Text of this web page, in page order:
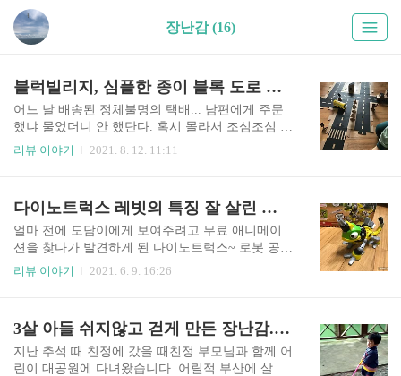
장난감 (16)
블럭빌리지, 심플한 종이 블록 도로 놀이
어느 날 배송된 정체불명의 택배... 남편에게 주문
했냐 물었더니 안 했단다. 혹시 몰라서 조심조심 열
어보니 블럭빌리지(?), 완구라고 적혀있었다. 사진
스 접듯이 접어서 양면테이프로 고정시키면 끝~~
두꺼운 종이라서 튼튼하고 만들기도 쉬웠다. 도로
는 퍼즐 맞추듯 연결하면 되는데 도로 폭이 자동차
에 비해서 좀 좁다?? 일방통행인가?? 신호등과 표
지판, 나무들도 조립해서 중간중간 세워주면 블럭
로를 만들어도 참 좋을 것 같다. 도담이도 같은 건
물이나 차에 물감을 칠해서 ..
리뷰 이야기 2021. 8. 12. 11:11
다이노트럭스 레빗의 특징 잘 살린 장난감
얼마 전에 도담이에게 보여주려고 무료 애니메이
션을 찾다가 발견하게 된 다이노트럭스~ 로봇 공룡
들이 자신들에게 닥친 문제들을 서로 힘을 합쳐 해
다 싶었는데 찾아보니 정말로 있었다. 해외 배송이
라 시간은 좀 걸렸지만 안전하게 잘 도착한 레빗!!
애니메이션에서 보던 모습 거의 그대로다. 등에 있
리뷰 이야기 2021. 6. 9. 16:26
3살 아들 쉬지않고 걷게 만든 장난감...그래도 1순위는?
지난 추석 때 친정에 갔을 때친정 부모님과 함께 어
린이 대공원에 다녀왔습니다. 어릴적 부산에 살 때